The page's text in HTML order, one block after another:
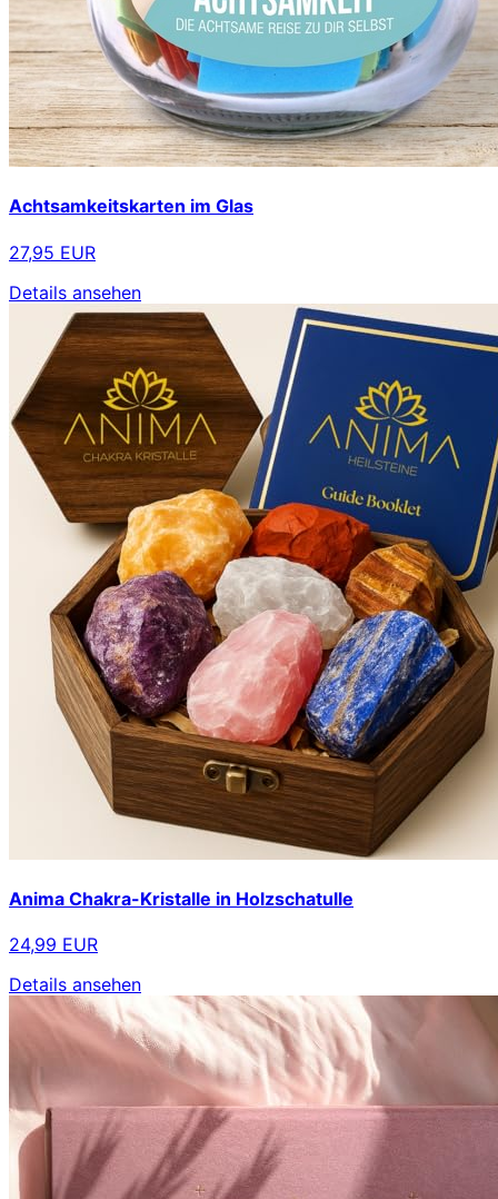
Achtsamkeitskarten im Glas
27,95 EUR
Details ansehen
Anima Chakra-Kristalle in Holzschatulle
24,99 EUR
Details ansehen